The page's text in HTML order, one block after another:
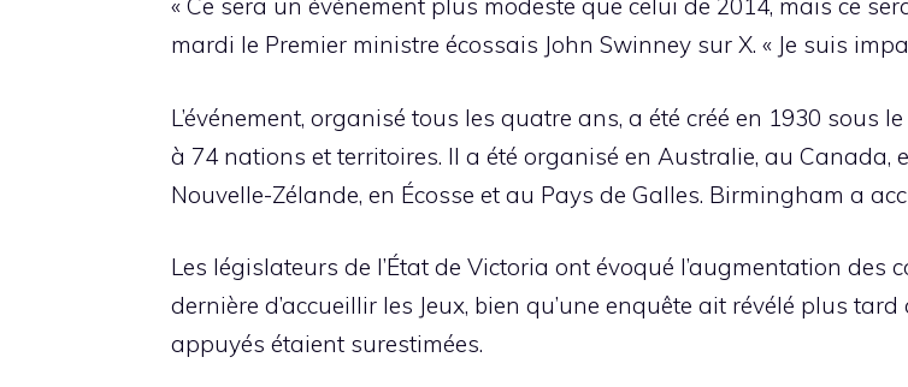
« Ce sera un événement plus modeste que celui de 2014, mais ce
mardi le Premier ministre écossais John Swinney sur X. « Je suis
L’événement, organisé tous les quatre ans, a été créé en 1930 sous
à 74 nations et territoires. Il a été organisé en Australie, au Canada,
Nouvelle-Zélande, en Écosse et au Pays de Galles. Birmingham a
Les législateurs de l’État de Victoria ont évoqué l’augmentation des
dernière d’accueillir les Jeux, bien qu’une enquête ait révélé plus
appuyés étaient surestimées.